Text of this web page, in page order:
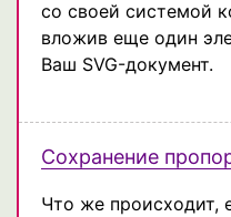
со своей системой
вложив еще один
Ваш SVG-документ.
Сохранение
Что же происходит,